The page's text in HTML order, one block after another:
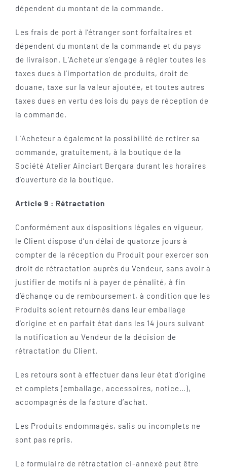
dépendent du montant de la commande.
Les frais de port à l’étranger sont forfaitaires et
dépendent du montant de la commande et du pays
de livraison. L’Acheteur s’engage à régler toutes les
taxes dues à l’importation de produits, droit de
douane, taxe sur la valeur ajoutée, et toutes autres
taxes dues en vertu des lois du pays de réception de
la commande.
L’Acheteur a également la possibilité de retirer sa
commande, gratuitement, à la boutique de la
Société Atelier Ainciart Bergara durant les horaires
d’ouverture de la boutique.
Article 9 : Rétractation
Conformément aux dispositions légales en vigueur,
le Client dispose d’un délai de quatorze jours à
compter de la réception du Produit pour exercer son
droit de rétractation auprès du Vendeur, sans avoir à
justifier de motifs ni à payer de pénalité, à fin
d’échange ou de remboursement, à condition que les
Produits soient retournés dans leur emballage
d’origine et en parfait état dans les 14 jours suivant
la notification au Vendeur de la décision de
rétractation du Client.
Les retours sont à effectuer dans leur état d’origine
et complets (emballage, accessoires, notice…),
accompagnés de la facture d’achat.
Les Produits endommagés, salis ou incomplets ne
sont pas repris.
Le formulaire de rétractation ci-annexé peut être